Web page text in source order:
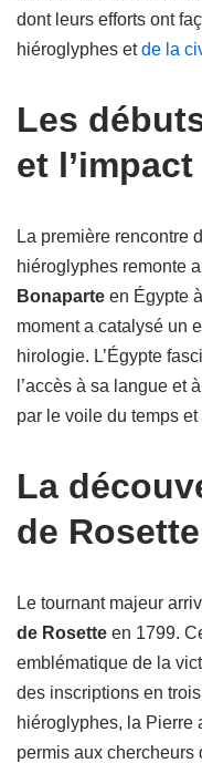
dont leurs efforts ont
hiéroglyphes etde la
Les
et
La première rencontre
hiéroglyphes remonte
Bonaparte en Égypte
moment a catalysé un
hirologie. L’Égypte
l’accès à sa langue et
par le voile du temps
La
de Rosette
Le tournant majeur
de Rosette en 1799.
emblématique de la
des inscriptions en
hiéroglyphes, la Pierre
permis aux chercheurs